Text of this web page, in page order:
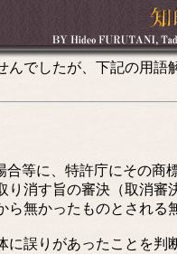
んでしたが、下記の用語
等に、特許庁にその
消す旨の審決（取消
無かったものとされる
誤りがあったことを